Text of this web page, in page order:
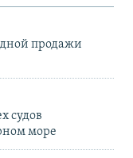
продажи
судов
море